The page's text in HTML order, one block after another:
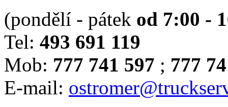
(pondělí - pátek od 7:00 -
Tel: 493 691 119
Mob: 777 741 597 ; 777
E-mail: